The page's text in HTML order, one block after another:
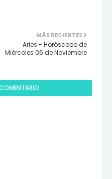
MÁS RECIENTES
Aries - Horóscopo de
Miércoles 06 de Noviembre